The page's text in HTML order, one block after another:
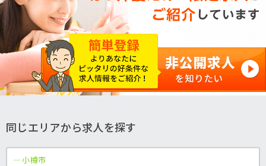
同じエリアから求人を探す
小樽市